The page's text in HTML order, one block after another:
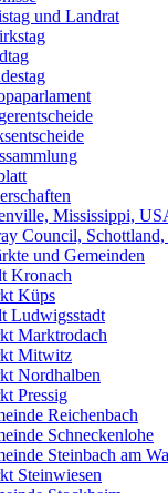
und Landrat
Mississippi,
Council,
und Gemeinden
Kronach
Küps
Ludwigsstadt
Marktrodach
Mitwitz
Nordhalben
Pressig
Reichenbach
Schneckenlohe
Steinbach am
Steinwiesen